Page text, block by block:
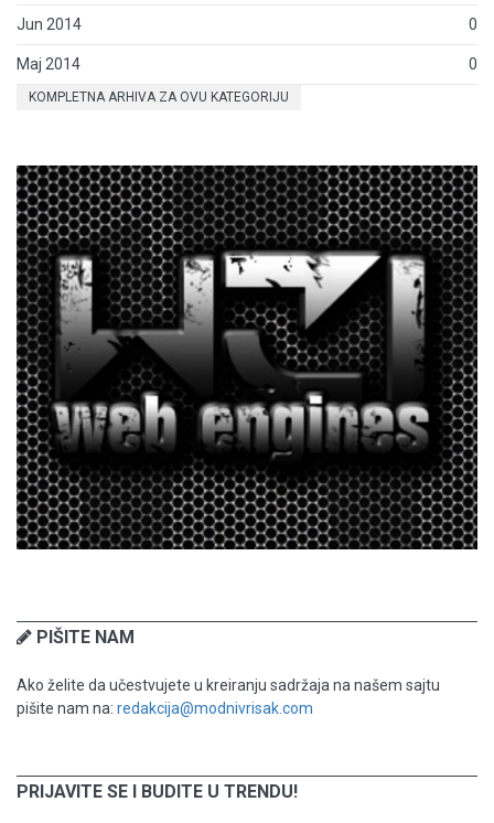
Jun 2014 0
Maj 2014 0
KOMPLETNA ARHIVA ZA OVU KATEGORIJU
PIŠITE NAM
Ako želite da učestvujete u kreiranju sadržaja na našem sajtu
pišite nam na: redakcija@modnivrisak.com
PRIJAVITE SE I BUDITE U TRENDU!